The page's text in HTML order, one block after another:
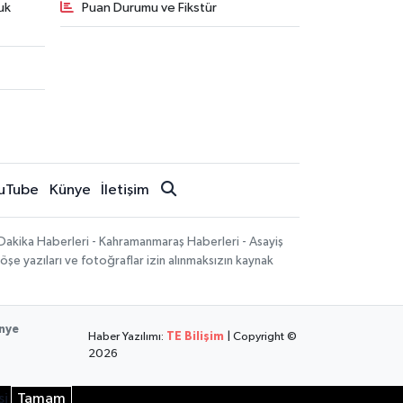
Puan Durumu ve Fikstür
Künye İletişim
Haberleri - Kahramanmaraş Haberleri - Asayiş
yazıları ve fotoğraflar izin alınmaksızın kaynak
Haber Yazılımı: TE Bilişim
| Copyright ©
2026
Tamam